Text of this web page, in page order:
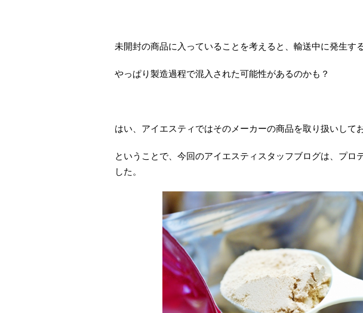
未開封の商品に入っていることを考えると、輸送中に発生す
やっぱり製造過程で混入された可能性があるのかも？
はい、アイエスティではそのメーカーの商品を取り扱いして
ということで、今回のアイエスティスタッフブログは、プロ
した。